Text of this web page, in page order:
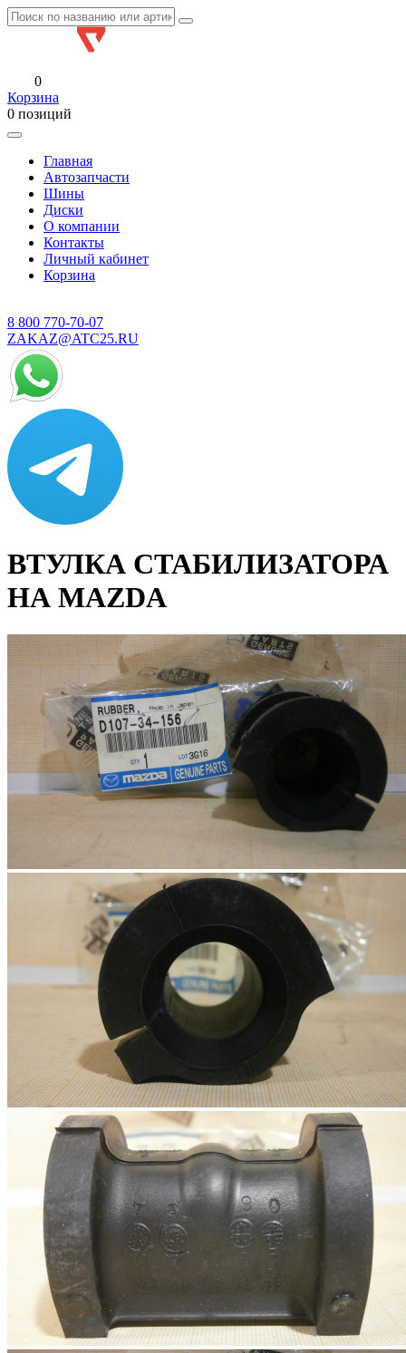
0
Корзина
0 позиций
Главная
Автозапчасти
Шины
Диски
О компании
Контакты
Личный кабинет
Корзина
8 800 770-70-07
ZAKAZ@ATC25.RU
ВТУЛКА СТАБИЛИЗАТОРА
НА MAZDA